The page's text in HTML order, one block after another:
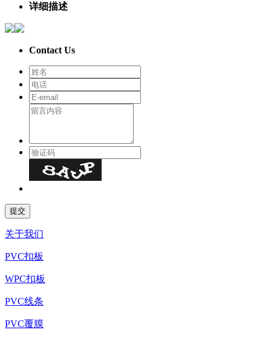
详细描述
Contact Us
关于我们
PVC扣板
WPC扣板
PVC线条
PVC覆膜